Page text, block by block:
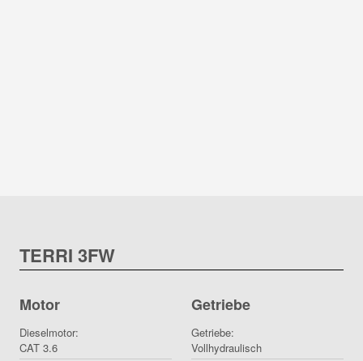
TERRI 3FW
Motor
Dieselmotor:
CAT 3.6
Getriebe
Getriebe:
Vollhydraulisch